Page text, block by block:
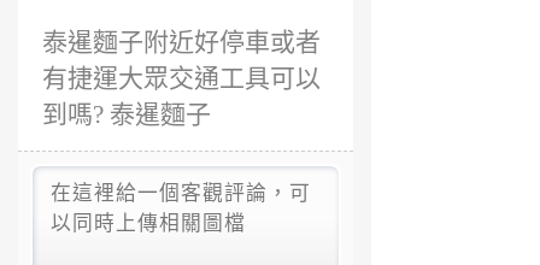
泰暹麵子附近好停車或者
有捷運大眾交通工具可以
到嗎? 泰暹麵子